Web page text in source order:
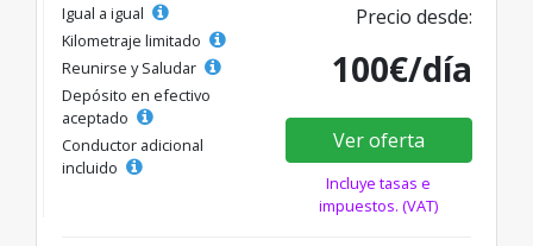
Igual a igual
Kilometraje limitado
Reunirse y Saludar
Depósito en efectivo
aceptado
Conductor adicional
incluido
Precio desde:
100€/día
Ver oferta
Incluye tasas e
impuestos. (VAT)